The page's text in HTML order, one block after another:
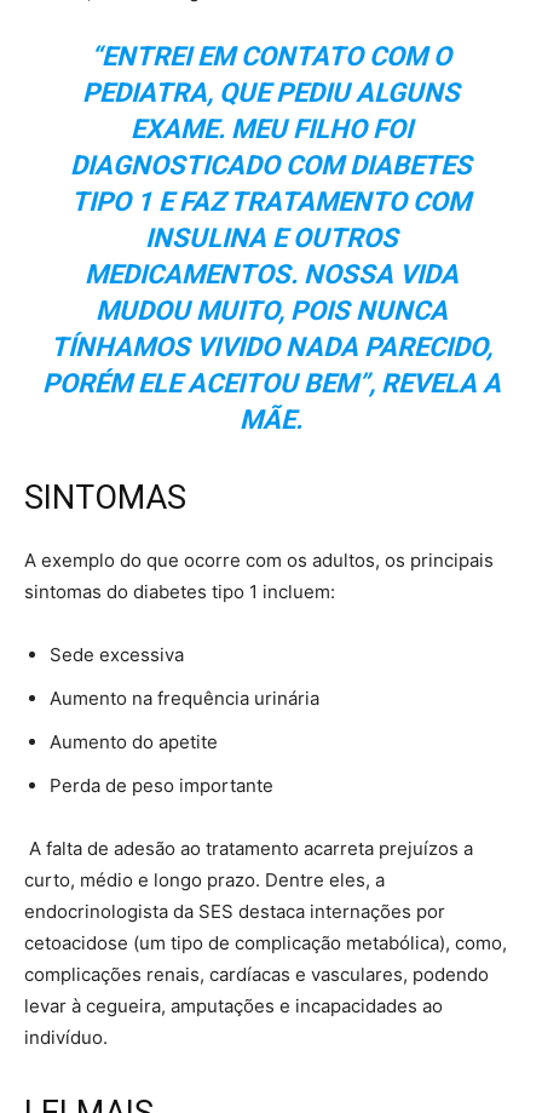
“ENTREI EM CONTATO COM O
PEDIATRA, QUE PEDIU ALGUNS
EXAME. MEU FILHO FOI
DIAGNOSTICADO COM DIABETES
TIPO 1 E FAZ TRATAMENTO COM
INSULINA E OUTROS
MEDICAMENTOS. NOSSA VIDA
MUDOU MUITO, POIS NUNCA
TÍNHAMOS VIVIDO NADA PARECIDO,
PORÉM ELE ACEITOU BEM”, REVELA A
MÃE.
SINTOMAS
A exemplo do que ocorre com os adultos, os principais
sintomas do diabetes tipo 1 incluem:
Sede excessiva
Aumento na frequência urinária
Aumento do apetite
Perda de peso importante
A falta de adesão ao tratamento acarreta prejuízos a
curto, médio e longo prazo. Dentre eles, a
endocrinologista da SES destaca internações por
cetoacidose (um tipo de complicação metabólica), como,
complicações renais, cardíacas e vasculares, podendo
levar à cegueira, amputações e incapacidades ao
indivíduo.